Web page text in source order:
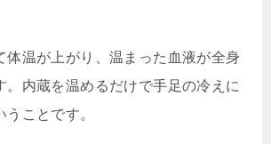
体温が上がり、温まった血液が全身
。内蔵を温めるだけで手足の冷えに
ことです。